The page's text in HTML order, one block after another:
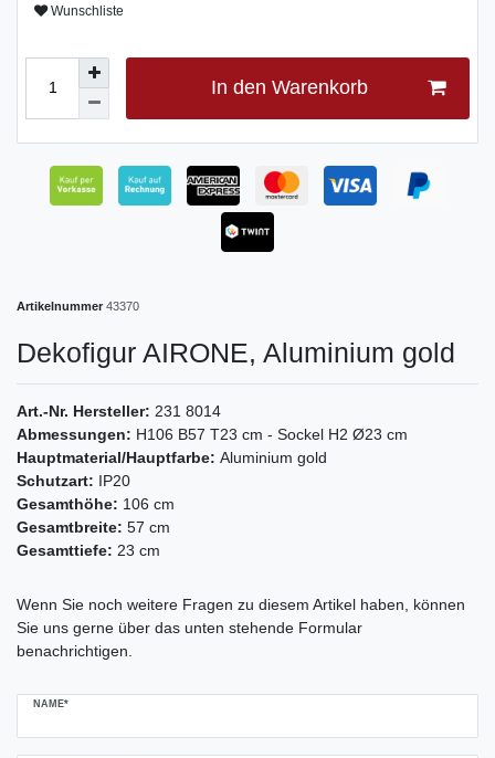
Wunschliste
In den Warenkorb
Artikelnummer 43370
Dekofigur AIRONE, Aluminium gold
Art.-Nr. Hersteller: 231 8014
Abmessungen: H106 B57 T23 cm - Sockel H2 Ø23 cm
Hauptmaterial/Hauptfarbe: Aluminium gold
Schutzart: IP20
Gesamthöhe: 106 cm
Gesamtbreite: 57 cm
Gesamttiefe: 23 cm
Wenn Sie noch weitere Fragen zu diesem Artikel haben, können
Sie uns gerne über das unten stehende Formular
benachrichtigen.
NAME*